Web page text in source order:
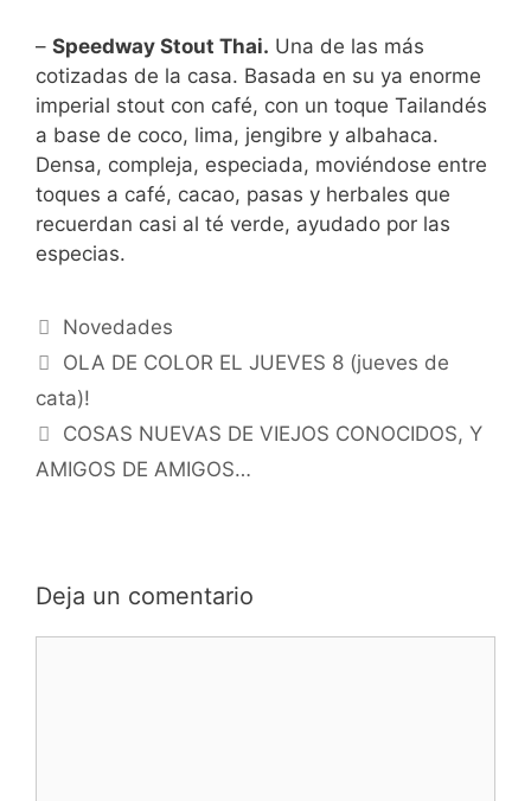
– Speedway Stout Thai. Una de las más
cotizadas de la casa. Basada en su ya enorme
imperial stout con café, con un toque Tailandés
a base de coco, lima, jengibre y albahaca.
Densa, compleja, especiada, moviéndose entre
toques a café, cacao, pasas y herbales que
recuerdan casi al té verde, ayudado por las
especias.
Categorías
Novedades
OLA DE COLOR EL JUEVES 8 (jueves de
cata)!
COSAS NUEVAS DE VIEJOS CONOCIDOS, Y
AMIGOS DE AMIGOS…
Deja un comentario